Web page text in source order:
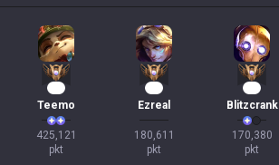
Teemo
425,121
pkt
Ezreal
180,611
pkt
Blitzcrank
170,380
pkt